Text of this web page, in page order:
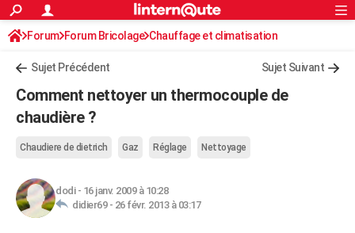
ACTUALITÉS
Politique
Société
Faits Divers
Education
Monde
Villes
+
Programme TV
Streaming
Cinéma
Sorties cinéma
Musique
FINANCE
Retraite
Impôts
Epargne
Immobilier
Risques naturels par ville
Banque
Assurance
Crédit
AUTO
Essais
Réserver un essai
Citadines
Berlines
SUV
Forum auto
HIGH-TECH
Mobiles
Meilleur smartphone
Internet
Ordinateurs
Jeux vidéo
Guide high-tech
+BRICOLAGE
Rechercher
S'inscrire
Connexion
Forum Forum Bricolage Chauffage et climatisation
Sujet Précédent Sujet Suivant
Comment nettoyer un thermocouple de
chaudière ?
Chaudiere de dietrich Gaz Réglage Nettoyage
dodi- 16 janv. 2009 à 10:28
didier69 - 26 févr. 2013 à 03:17